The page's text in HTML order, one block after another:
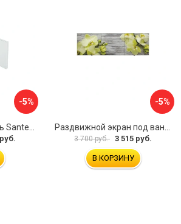
-5% -5%
3 700 руб. 3 515 руб.
В КОРЗИНУ